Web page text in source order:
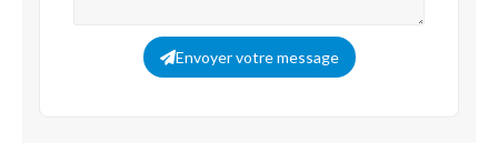
Envoyer votre message